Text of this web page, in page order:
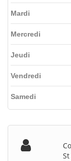
Mardi
Mercredi
Jeudi
Vendredi
Samedi